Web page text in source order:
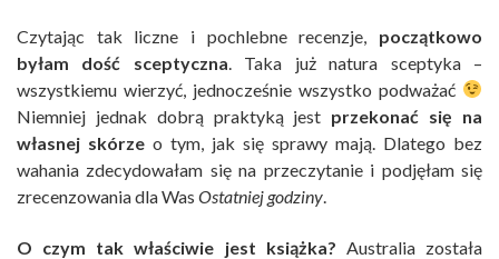
Czytając tak liczne i pochlebne recenzje, początkowo
byłam dość sceptyczna . Taka już natura sceptyka –
wszystkiemu wierzyć, jednocześnie wszystko podważać
Niemniej jednak dobrą praktyką jest przekonać się na
własnej skórze o tym, jak się sprawy mają. Dlatego bez
wahania zdecydowałam się na przeczytanie i podjęłam się
zrecenzowania dla Was Ostatniej godziny
O czym tak właściwie jest książka? Australia została